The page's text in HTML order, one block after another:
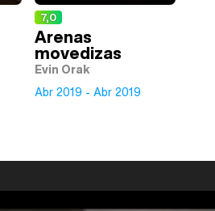
7,0
Arenas
movedizas
Evin Orak
Abr 2019 - Abr 2019